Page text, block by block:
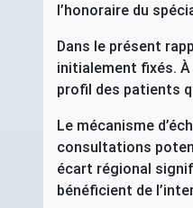
l’honoraire du
Dans le présent
initialement fixés.
profil des patients
Le mécanisme
consultations
écart régional
bénéficient de